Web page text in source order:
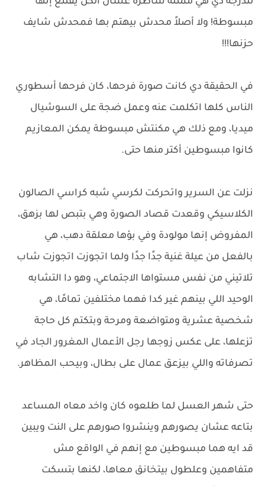
مبسوطة! ولا أصلاً محدش بيهتم بها فمحدش شايف
حزنها!!!
في الحقيقة دي كانت صورة فرحها، كان فرحها أسطوري
الناس كلها اتكلمت عنه وعمل ضجة على السوشيال
ميديا، ومع ذلك هي مكنتش مبسوطة يمكن المعازيم
كانوا مبسوطين أكتر منها حتى.
نزلت عن السرير واتحركت لكرسي شبه كراسي الصالون
الكلاسيكي وقعدت قصاد الصورة وهي بتبص لها بزهق،
المفروض إنها مولودة وفي بؤها معلقة دهب، هي
بالفعل من عيلة غنية جدًا جدًا ولما اتجوزت اتجوزت شاب
تلاتيني من نفس مستواها الاجتماعي، وهو دا التشابه
الوحيد اللي بينهم غير كدا فهما مختلفين تمامًا، هي
شخصية عشرية ومتواضعة ومرحة وبتكتم كل حاجة
تزعلها، على عكس زوجها رجل الأعمال المغرور الجاد في
تصرفاته واللي بيزعق عمال على بطال، وبيحب المظاهر.
حتى شهر العسل لما طلعوه كان واخد معاه المساعد
بتاعه عشان يصورهم وينشروا صورهم على النت ويبين
قد ايه هما مبسوطين مع إنهم في الواقع مش
متفاهمين وعلطول بيتخانق معاها، لكنها بتسكت